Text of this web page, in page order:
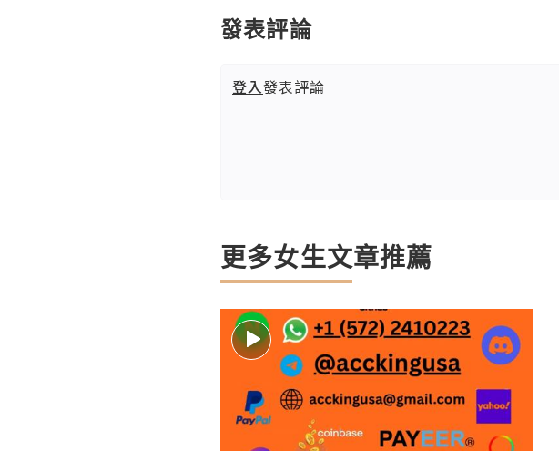
發表評論
登入發表評論
更多女生文章推薦